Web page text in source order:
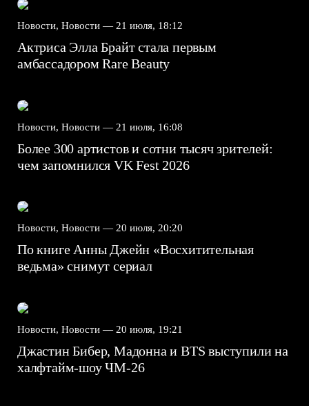
Новости, Новости — 21 июля, 18:12
Актриса Элла Брайт стала первым
амбассадором Rare Beauty
Новости, Новости — 21 июля, 16:08
Более 300 артистов и сотни тысяч зрителей:
чем запомнился VK Fest 2026
Новости, Новости — 20 июля, 20:20
По книге Анны Джейн «Восхитительная
ведьма» снимут сериал
Новости, Новости — 20 июля, 19:21
Джастин Бибер, Мадонна и BTS выступили на
халфтайм-шоу ЧМ-26